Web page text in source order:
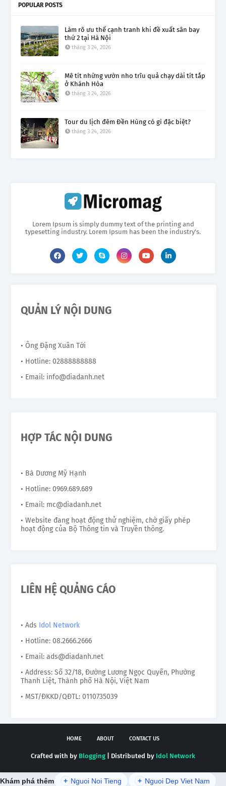
POPULAR POSTS
Làm rõ ưu thế cạnh tranh khi đề xuất sân bay
thứ 2 tại Hà Nội
tháng 3 24, 2026
Mê tít những vườn nho trĩu quả chạy dài tít tắp
ở Khánh Hòa
tháng 3 24, 2026
Tour du lịch đêm Đền Hùng có gì đặc biệt?
tháng 3 24, 2026
Lorem Ipsum is simply dummy text of the printing and
typesetting industry. Lorem Ipsum has been the industry's.
QUẢN LÝ NỘI DUNG
• Ông Đặng Xuân Tới
• Hotline: 02888888888
• Email: info@diadanh.net
HỢP TÁC NỘI DUNG
• Bà Dương Mỹ Hạnh
• Hotline: 0969.689.689
• Email: mc@diadanh.net
• Website đang hoạt động thử nghiệm, chờ giấy phép
hoạt động của Bộ Thông tin và Truyền thông.
LIÊN HỆ QUẢNG CÁO
• Ads Idol Network
• Hotline: 08.2666.2666
• Email: ads@diadanh.net
• Address: Số 32/18, Đường Lương Ngọc Quyến, Phường
Thanh Liệt, Thành phố Hà Nội, Việt Nam
• MST/ĐKKD/QĐTL: 0110735039
HOME ABOUT CONTACT US
Crafted with by Blogging | Distributed by Idol Network
Khám phá thêm + Nguoi Noi Tieng + Nguoi Dep Viet Nam